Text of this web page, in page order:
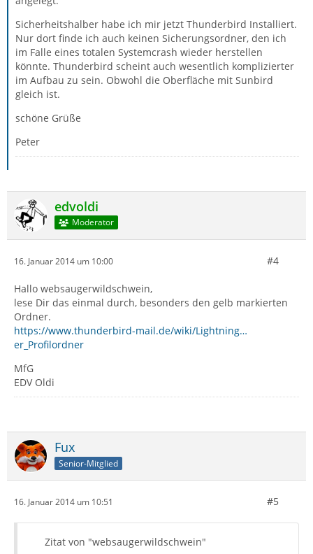
Sicherheitshalber habe ich mir jetzt Thunderbird Installiert.
Nur dort finde ich auch keinen Sicherungsordner, den ich
im Falle eines totalen Systemcrash wieder herstellen
könnte. Thunderbird scheint auch wesentlich komplizierter
im Aufbau zu sein. Obwohl die Oberfläche mit Sunbird
gleich ist.
schöne Grüße
Peter
edvoldi
Moderator
16. Januar 2014 um 10:00 #4
Hallo websaugerwildschwein,
lese Dir das einmal durch, besonders den gelb markierten
Ordner.
https://www.thunderbird-mail.de/wiki/Lightning…
er_Profilordner
MfG
EDV Oldi
Fux
Senior-Mitglied
16. Januar 2014 um 10:51 #5
Zitat von "websaugerwildschwein"